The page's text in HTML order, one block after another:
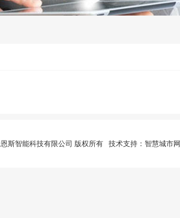
斯智能科技有限公司 版权所有 技术支持： 智慧城市网